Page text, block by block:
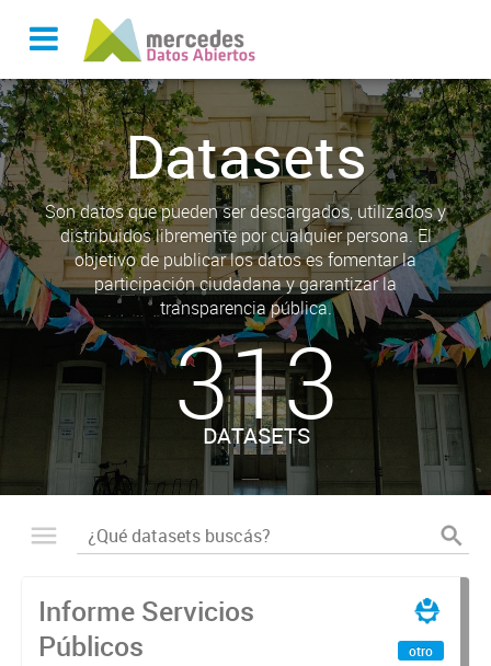
Datasets
Son datos que pueden ser descargados, utilizados y
distribuidos libremente por cualquier persona. El
objetivo de publicar los datos es fomentar la
participación ciudadana y garantizar la
transparencia pública.
313
DATASETS
Informe Servicios
Públicos
otro